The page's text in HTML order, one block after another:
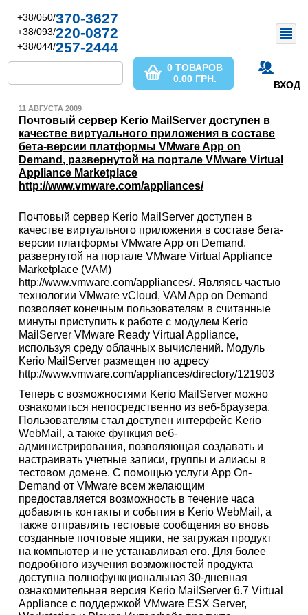
+38/050/370-3627
+38/093/220-0872
+38/044/257-2444
ВХОД
0 ТОВАРОВ
0.00 ГРН.
11 АВГУСТА 2009
Почтовый сервер Kerio MailServer доступен в
качестве виртуального приложения в составе
бета-версии платформы VMware App on
Demand, развернутой на портале VMware Virtual
Appliance Marketplace
http://www.vmware.com/appliances/
Почтовый сервер Kerio MailServer доступен в
качестве виртуального приложения в составе бета-
версии платформы VMware App on Demand,
развернутой на портале VMware Virtual Appliance
Marketplace (VAM)
http://www.vmware.com/appliances/. Являясь частью
технологии VMware vCloud, VAM App on Demand
позволяет конечным пользователям в считанные
минуты приступить к работе с модулем Kerio
MailServer VMware Ready Virtual Appliance,
используя среду облачных вычислений. Модуль
Kerio MailServer размещен по адресу
http://www.vmware.com/appliances/directory/121903
Теперь с возможностями Kerio MailServer можно
ознакомиться непосредственно из веб-браузера.
Пользователям стал доступен интерфейс Kerio
WebMail, а также функция веб-
администрирования, позволяющая создавать и
настраивать учетные записи, группы и алиасы в
тестовом домене. С помощью услуги App On-
Demand от VMware всем желающим
предоставляется возможность в течение часа
добавлять контакты и события в Kerio WebMail, а
также отправлять тестовые сообщения во вновь
созданные почтовые ящики, не загружая продукт
на компьютер и не устанавливая его. Для более
подробного изучения возможностей продукта
доступна полнофункциональная 30-дневная
ознакомительная версия Kerio MailServer 6.7 Virtual
Appliance с поддержкой VMware ESX Server,